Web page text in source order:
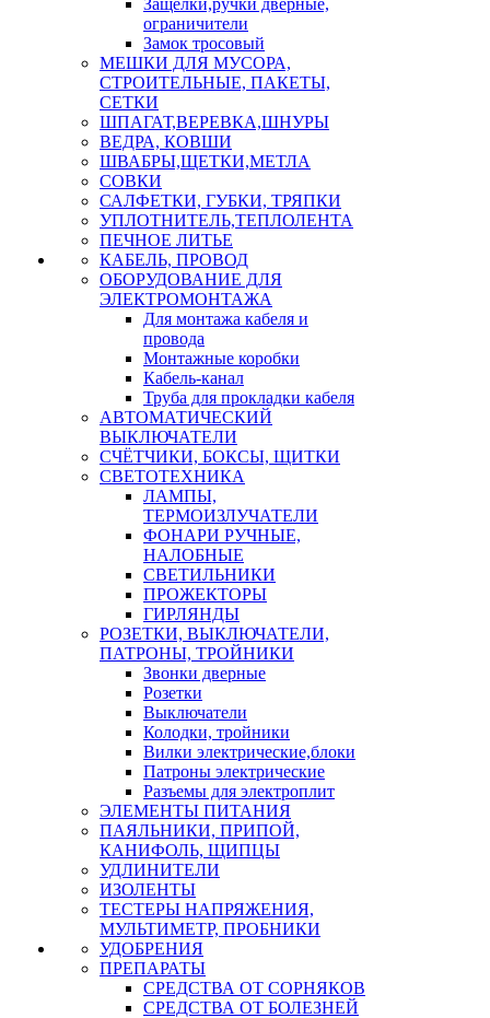
Защелки,ручки дверные,
ограничители
Замок тросовый
МЕШКИ ДЛЯ МУСОРА,
СТРОИТЕЛЬНЫЕ, ПАКЕТЫ,
СЕТКИ
ШПАГАТ,ВЕРЕВКА,ШНУРЫ
ВЕДРА, КОВШИ
ШВАБРЫ,ЩЕТКИ,МЕТЛА
СОВКИ
САЛФЕТКИ, ГУБКИ, ТРЯПКИ
УПЛОТНИТЕЛЬ,ТЕПЛОЛЕНТА
ПЕЧНОЕ ЛИТЬЕ
КАБЕЛЬ, ПРОВОД
ОБОРУДОВАНИЕ ДЛЯ
ЭЛЕКТРОМОНТАЖА
Для монтажа кабеля и
провода
Монтажные коробки
Кабель-канал
Труба для прокладки кабеля
АВТОМАТИЧЕСКИЙ
ВЫКЛЮЧАТЕЛИ
СЧЁТЧИКИ, БОКСЫ, ЩИТКИ
СВЕТОТЕХНИКА
ЛАМПЫ,
ТЕРМОИЗЛУЧАТЕЛИ
ФОНАРИ РУЧНЫЕ,
НАЛОБНЫЕ
СВЕТИЛЬНИКИ
ПРОЖЕКТОРЫ
ГИРЛЯНДЫ
РОЗЕТКИ, ВЫКЛЮЧАТЕЛИ,
ПАТРОНЫ, ТРОЙНИКИ
Звонки дверные
Розетки
Выключатели
Колодки, тройники
Вилки электрические,блоки
Патроны электрические
Разъемы для электроплит
ЭЛЕМЕНТЫ ПИТАНИЯ
ПАЯЛЬНИКИ, ПРИПОЙ,
КАНИФОЛЬ, ЩИПЦЫ
УДЛИНИТЕЛИ
ИЗОЛЕНТЫ
ТЕСТЕРЫ НАПРЯЖЕНИЯ,
МУЛЬТИМЕТР, ПРОБНИКИ
УДОБРЕНИЯ
ПРЕПАРАТЫ
СРЕДСТВА ОТ СОРНЯКОВ
СРЕДСТВА ОТ БОЛЕЗНЕЙ